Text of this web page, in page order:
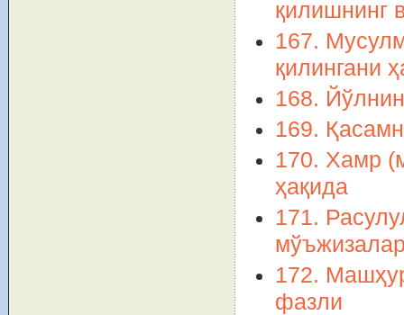
қилишнинг
167.
қилингани
168.
169.
170. Хамр
ҳақида
171.
172.
фазли